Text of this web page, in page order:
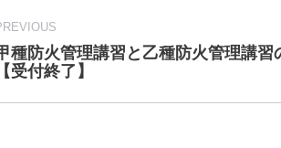
種防火管理講習と乙種防火管理講習
【受付終了】